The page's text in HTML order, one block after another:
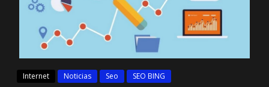
Internet Noticias Seo SEO BING